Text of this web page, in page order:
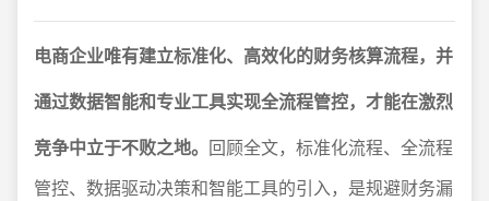
电商企业唯有建立标准化、高效化的财务核算流程，并
通过数据智能和专业工具实现全流程管控，才能在激烈
竞争中立于不败之地。 回顾全文，标准化流程、全流程
管控、数据驱动决策和智能工具的引入，是规避财务漏